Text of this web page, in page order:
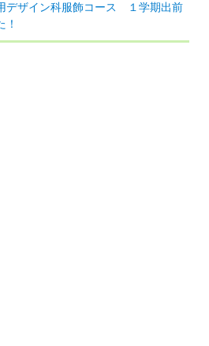
デザイン科服飾コース １学期出前
！